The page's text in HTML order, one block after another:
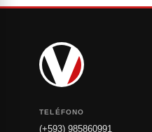
TELÉFONO
(+593) 985860991